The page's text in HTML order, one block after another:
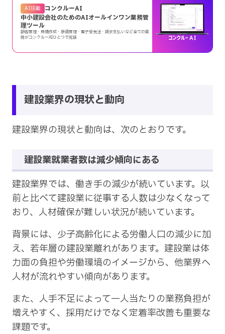
AI搭載
コンクルーAI
中小建設会社のためのAIオールインワン業務管
理ツール
顧客管理・見積作成・原価管理・電子受発注・請求支払いなど全ての業
務がコンクルーAIひとつで完結
建設業界の現状と動向
建設業界の現状と動向は、次のとおりです。
建設業就業者数は減少傾向にある
建設業界では、働き手の減少が続いています。以
前と比べて建設業に従事する人数は少なくなって
おり、人材確保が難しい状況が続いています。
背景には、少子高齢化による労働人口の減少に加
え、若年層の建設業離れがあります。建設業は体
力面の負担や労働環境のイメージから、他業界へ
人材が流れやすい傾向があります。
また、人手不足によって一人当たりの業務負担が
増えやすく、採用だけでなく定着率改善も重要な
課題です。